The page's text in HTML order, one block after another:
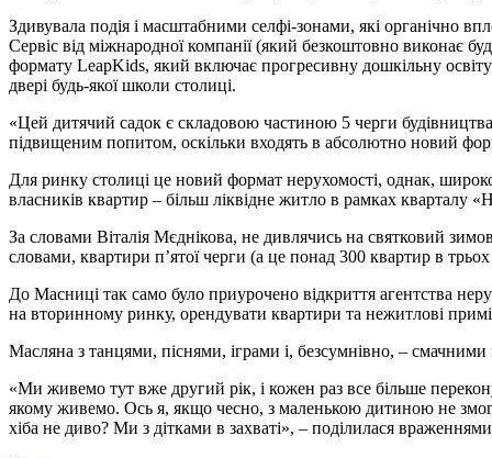
Здивувала подія і масштабними селфі-зонами, які органічно
Сервіс від міжнародної компанії (який безкоштовно виконає
формату LeapKids, який включає прогресивну дошкільну
двері будь-якої школи столиці.
«Цей дитячий садок є складовою частиною 5 черги
підвищеним попитом, оскільки входять в абсолютно новий
Для ринку столиці це новий формат нерухомості, однак,
власників квартир – більш ліквідне житло в рамках кварталу
За словами Віталія Мєднікова, не дивлячись на святковий
словами, квартири п’ятої черги (а це понад 300 квартир в
До Масниці так само було приурочено відкриття агентства
на вторинному ринку, орендувати квартири та нежитлові
Масляна з танцями, піснями, іграми і, безсумнівно, –
«Ми живемо тут вже другий рік, і кожен раз все більше
якому живемо. Ось я, якщо чесно, з маленькою дитиною не
хіба не диво? Ми з дітками в захваті», – поділилася